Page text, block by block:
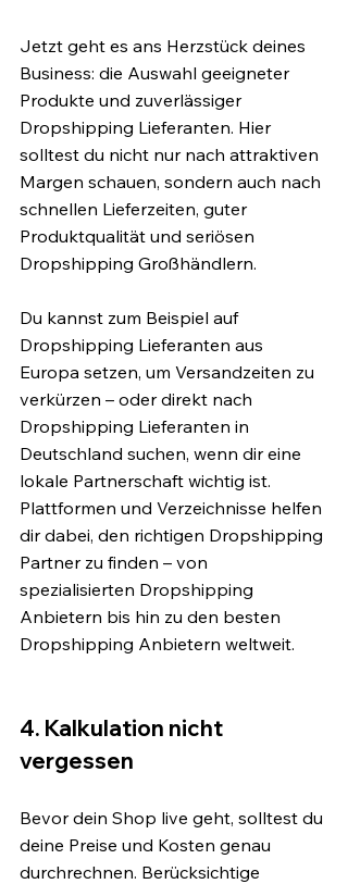
Jetzt geht es ans Herzstück deines
Business: die Auswahl geeigneter
Produkte und zuverlässiger
Dropshipping Lieferanten. Hier
solltest du nicht nur nach attraktiven
Margen schauen, sondern auch nach
schnellen Lieferzeiten, guter
Produktqualität und seriösen
Dropshipping Großhändlern.
Du kannst zum Beispiel auf
Dropshipping Lieferanten aus
Europa setzen, um Versandzeiten zu
verkürzen – oder direkt nach
Dropshipping Lieferanten in
Deutschland suchen, wenn dir eine
lokale Partnerschaft wichtig ist.
Plattformen und Verzeichnisse helfen
dir dabei, den richtigen Dropshipping
Partner zu finden – von
spezialisierten Dropshipping
Anbietern bis hin zu den besten
Dropshipping Anbietern weltweit.
4. Kalkulation nicht
vergessen
Bevor dein Shop live geht, solltest du
deine Preise und Kosten genau
durchrechnen. Berücksichtige